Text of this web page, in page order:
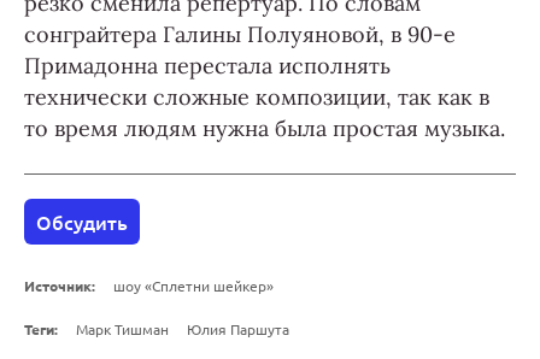
сонграйтера Галины Полуяновой, в 90-е
Примадонна перестала исполнять
технически сложные композиции, так как в
то время людям нужна была простая музыка.
Обсудить
Источник: шоу «Сплетни шейкер»
Теги: Марк Тишман Юлия Паршута